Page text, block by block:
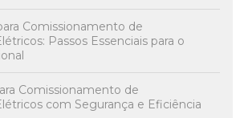
Comissionamento de
Passos Essenciais para o
Comissionamento de
com Segurança e Eficiência